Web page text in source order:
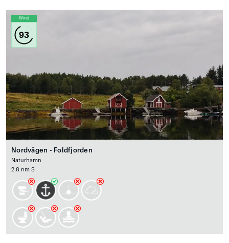
Wind
93
Nordvågen - Foldfjorden
Naturhamn
2.8 nm S